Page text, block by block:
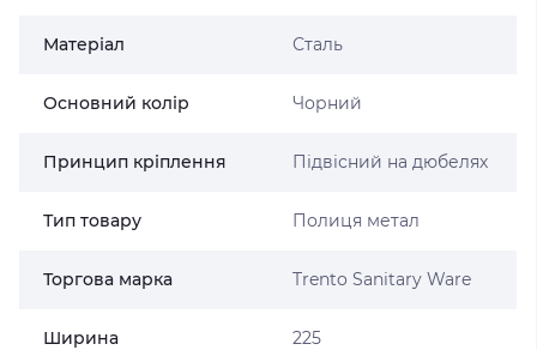
Матеріал Сталь
Основний колір Чорний
Принцип кріплення Підвісний на дюбелях
Тип товару Полиця метал
Торгова марка Trento Sanitary Ware
Ширина 225